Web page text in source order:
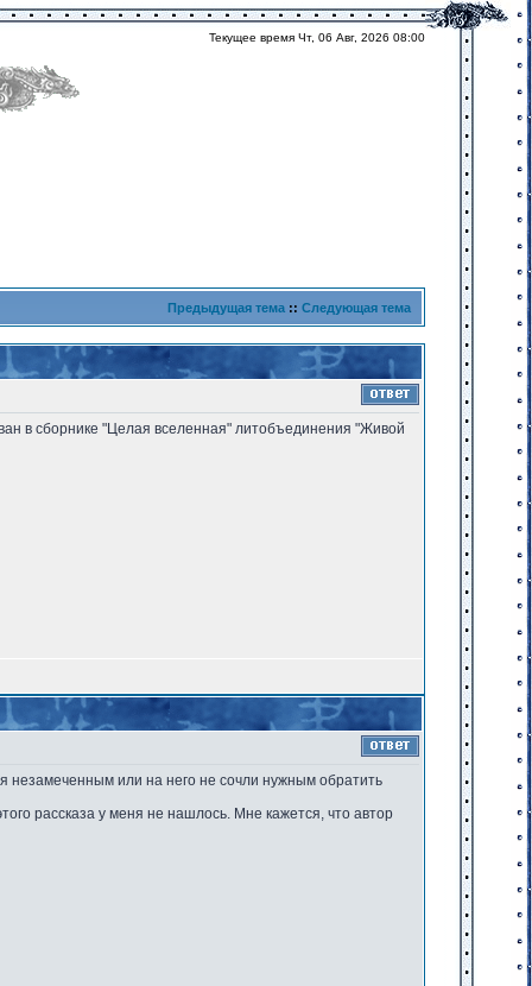
Текущее время Чт, 06 Авг, 2026 08:00
Предыдущая тема :: Следующая тема
в сборнике "Целая вселенная" литобъединения "Живой
незамеченным или на него не сочли нужным обратить
рассказа у меня не нашлось. Мне кажется, что автор